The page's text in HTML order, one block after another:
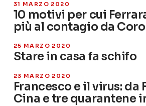
31 MARZO 2020
10 motivi per cui
più al contagio da
25 MARZO 2020
Stare in casa fa schifo
23 MARZO 2020
Francesco e il virus: da
Cina e tre quarantene